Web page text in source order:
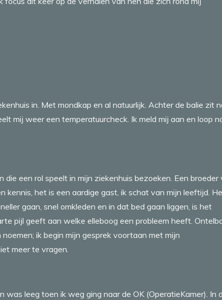
in. Met mondkap en al natuurlijk. Achter de balie zit
mij weer een temperatuurcheck. Ik meld mij aan en loop
die een rol speelt in mijn ziekenhuis bezoeken. Een broeder
kennis, het is een aardige gast, ik schat van mijn leeftijd.
gaan, snel omkleden en in dat bed gaan liggen, is het
pijl geeft aan welke elleboog een probleem heeft.
ik begin mijn gesprek voortaan met mijn
meer te vragen.
was leeg toen ik weg ging naar de OK (OperatieKamer). In